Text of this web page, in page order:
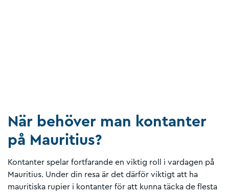
När behöver man kontanter
på Mauritius?
Kontanter spelar fortfarande en viktig roll i vardagen på
Mauritius. Under din resa är det därför viktigt att ha
mauritiska rupier i kontanter för att kunna täcka de flesta